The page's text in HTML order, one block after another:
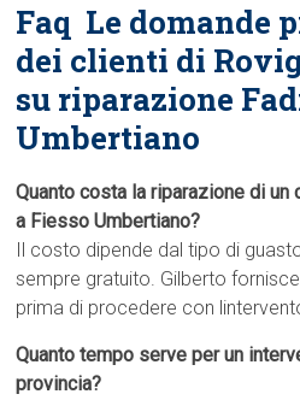
Faq  Le domande
dei clienti di
su riparazione
Umbertiano
Quanto costa la riparazione di un
a Fiesso Umbertiano?
Il costo dipende dal tipo di
sempre gratuito. Gilberto
prima di procedere con
Quanto tempo serve per un
provincia?